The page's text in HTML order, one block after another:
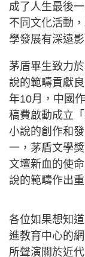
成了人生最後
不同文化活動
學發展有深遠影
茅盾畢生致力
說的範疇貢獻
年10月，中國
稿費啟動成立
小說的創作和
一，茅盾文學
文壇新血的使
說的範疇作出重
各位如果想知
進教育中心的
所聲演關於近